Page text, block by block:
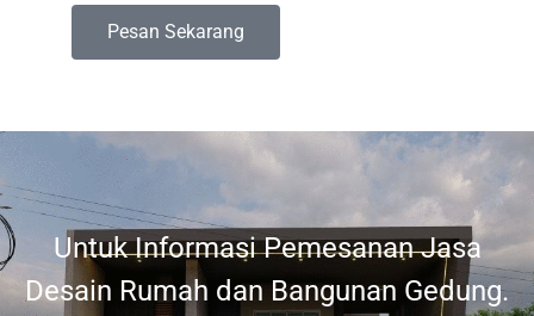
Pesan Sekarang
Untuk Informasi Pemesanan Jasa
Desain Rumah dan Bangunan Gedung.